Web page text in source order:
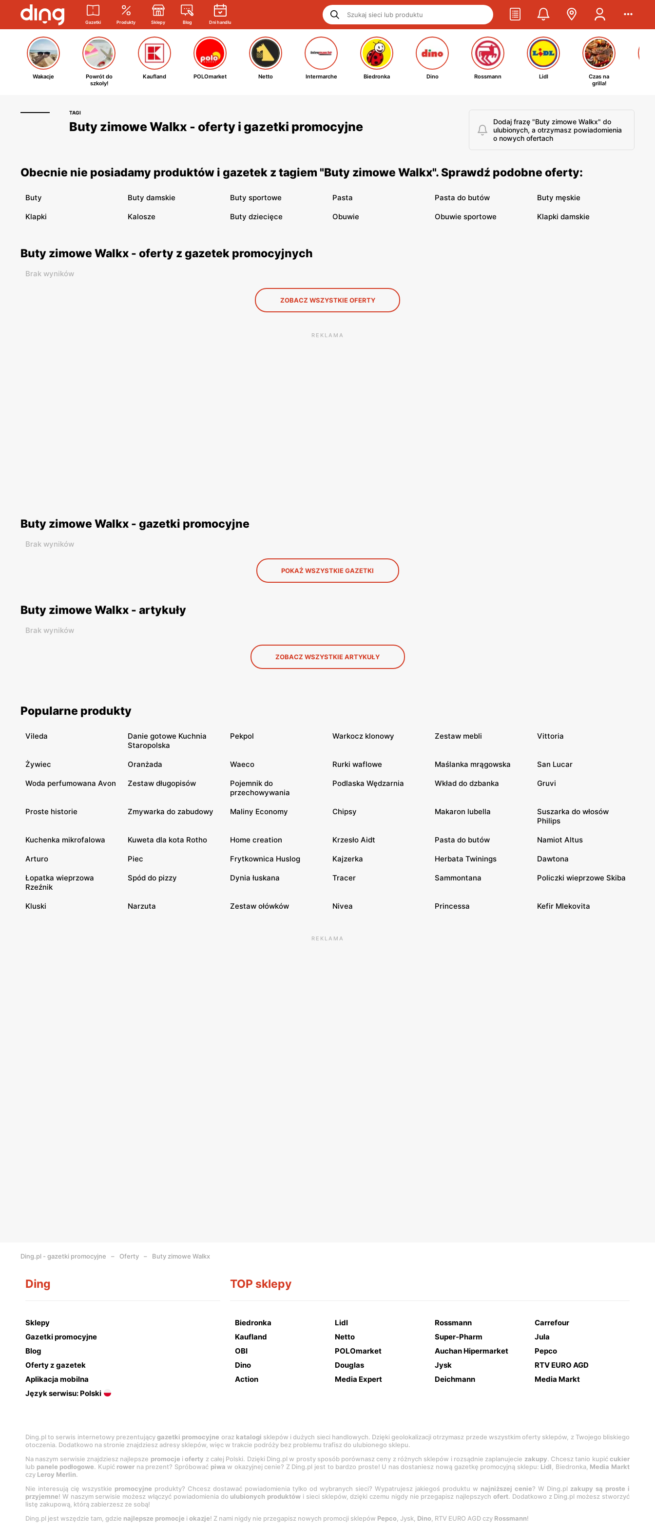
Gazetki Produkty Sklepy Blog Dni handlu
Wakacje
Powrót do
szkoły!
Kaufland POLOmarket Netto Intermarche Biedronka Dino Rossmann Lidl
Czas na
grilla!
TAGI
Buty zimowe Walkx - oferty i gazetki promocyjne
Dodaj frazę "Buty zimowe Walkx" do
ulubionych, a otrzymasz powiadomienia
o nowych ofertach
Obecnie nie posiadamy produktów i gazetek z tagiem "Buty zimowe Walkx". Sprawdź podobne oferty:
Buty Buty damskie Buty sportowe Pasta Pasta do butów Buty męskie
Klapki Kalosze Buty dziecięce Obuwie Obuwie sportowe Klapki damskie
Buty zimowe Walkx - oferty z gazetek promocyjnych
Brak wyników
ZOBACZ WSZYSTKIE OFERTY
REKLAMA
Buty zimowe Walkx - gazetki promocyjne
Brak wyników
POKAŻ WSZYSTKIE GAZETKI
Buty zimowe Walkx - artykuły
Brak wyników
ZOBACZ WSZYSTKIE ARTYKUŁY
Popularne produkty
Vileda
Danie gotowe Kuchnia
Staropolska
Pekpol Warkocz klonowy Zestaw mebli Vittoria
Żywiec Oranżada Waeco Rurki waflowe Maślanka mrągowska San Lucar
Woda perfumowana Avon Zestaw długopisów
Pojemnik do
przechowywania
Podlaska Wędzarnia Wkład do dzbanka Gruvi
Proste historie Zmywarka do zabudowy Maliny Economy Chipsy Makaron lubella
Suszarka do włosów
Philips
Kuchenka mikrofalowa Kuweta dla kota Rotho Home creation Krzesło Aidt Pasta do butów Namiot Altus
Arturo Piec Frytkownica Huslog Kajzerka Herbata Twinings Dawtona
Łopatka wieprzowa
Rzeźnik
Spód do pizzy Dynia łuskana Tracer Sammontana Policzki wieprzowe Skiba
Kluski Narzuta Zestaw ołówków Nivea Princessa Kefir Mlekovita
REKLAMA
Ding.pl - gazetki promocyjne Oferty Buty zimowe Walkx
Ding
Sklepy
Gazetki promocyjne
Blog
Oferty z gazetek
Aplikacja mobilna
Język serwisu: Polski
TOP sklepy
Biedronka Lidl Rossmann
Carrefour
Kaufland
Netto Super-Pharm
Jula
OBI
POLOmarket Auchan Hipermarket
Pepco
Dino
Douglas Jysk
RTV EURO AGD
Action
Media Expert Deichmann Media Markt
Ding.pl to serwis internetowy prezentującygazetki promocyjne oraz katalogi sklepów i dużych sieci handlowych. Dzięki geolokalizacji otrzymasz przede wszystkim oferty sklepów, z Twojego bliskiego
otoczenia. Dodatkowo na stronie znajdziesz adresy sklepów, więc w trakcie podróży bez problemu trafisz do ulubionego sklepu.
Na naszym serwisie znajdziesz najlepsze promocje ioferty z całej Polski. Dzięki Ding.pl w prosty sposób porównasz ceny z różnych sklepów i rozsądnie zaplanujecie zakupy. Chcesz tanio kupićcukier
lub panele podłogowe. Kupić rower na prezent? Spróbować piwa w okazyjnej cenie? Z Ding.pl jest to bardzo proste! U nas dostaniesz nową gazetkę promocyjną sklepu: Lidl, Biedronka, Media Markt
czy Leroy Merlin.
Nie interesują cię wszystkie promocyjne produkty? Chcesz dostawać powiadomienia tylko od wybranych sieci? Wypatrujesz jakiegoś produktu w najniższej cenie? W Ding.pl zakupy są proste i
przyjemne! W naszym serwisie możesz włączyć powiadomienia do ulubionych produktów i sieci sklepów, dzięki czemu nigdy nie przegapisz najlepszychofert. Dodatkowo z Ding.pl możesz stworzyć
listę zakupową, którą zabierzesz ze sobą!
Ding.pl jest wszędzie tam, gdzie najlepsze promocje i okazje! Z nami nigdy nie przegapisz nowych promocji sklepów Pepco, Jysk, Dino, RTV EURO AGD czy Rossmann!